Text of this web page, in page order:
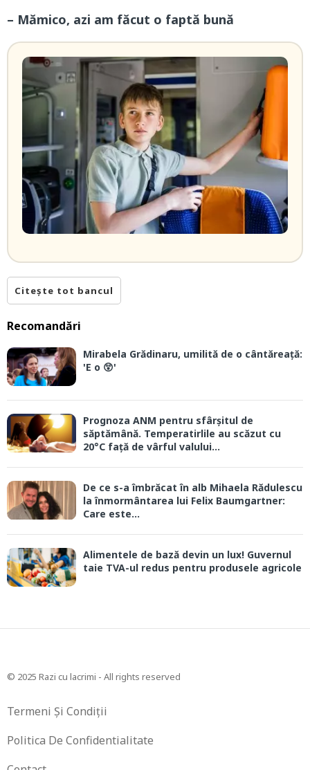
– Mămico, azi am făcut o faptă bună
Citește tot bancul
Recomandări
Mirabela Grădinaru, umilită de o cântăreață:
'E o 😲'
Prognoza ANM pentru sfârșitul de
săptămână. Temperatirlile au scăzut cu
20°C față de vârful valului...
De ce s-a îmbrăcat în alb Mihaela Rădulescu
la înmormântarea lui Felix Baumgartner:
Care este...
Alimentele de bază devin un lux! Guvernul
taie TVA-ul redus pentru produsele agricole
© 2025 Razi cu lacrimi - All rights reserved
Termeni Și Condiții
Politica De Confidentialitate